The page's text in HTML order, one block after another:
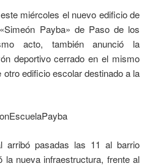
miércoles el nuevo edificio de
Payba» de Paso de los
acto, también anunció la
deportivo cerrado en el mismo
edificio escolar destinado a la
arribó pasadas las 11 al barrio
la nueva infraestructura, frente al